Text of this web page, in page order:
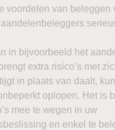
voordelen van beleggen
in bijvoorbeeld het
extra risico’s met
in plaats van daalt,
oplopen. Het is
mee te wegen in uw
en enkel te